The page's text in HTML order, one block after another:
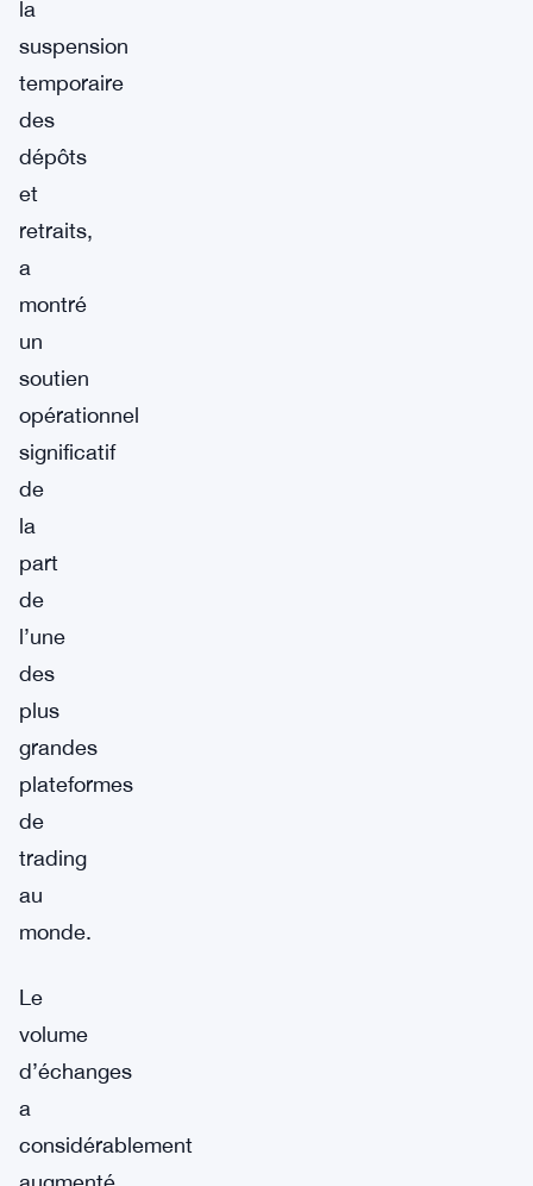
la
suspension
temporaire
des
dépôts
et
retraits,
a
montré
un
soutien
opérationnel
significatif
de
la
part
de
l’une
des
plus
grandes
plateformes
de
trading
au
monde.
Le
volume
d’échanges
a
considérablement